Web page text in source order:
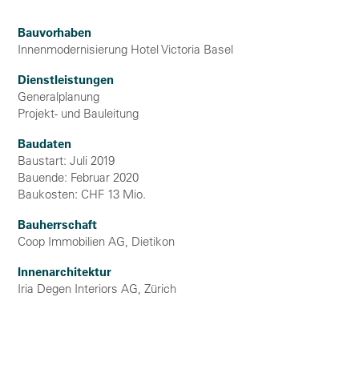
Bauvorhaben
Innenmodernisierung Hotel Victoria Basel
Dienstleistungen
Generalplanung
Projekt- und Bauleitung
Baudaten
Baustart: Juli 2019
Bauende: Februar 2020
Baukosten: CHF 13 Mio.
Bauherrschaft
Coop Immobilien AG, Dietikon
Innenarchitektur
Iria Degen Interiors AG, Zürich